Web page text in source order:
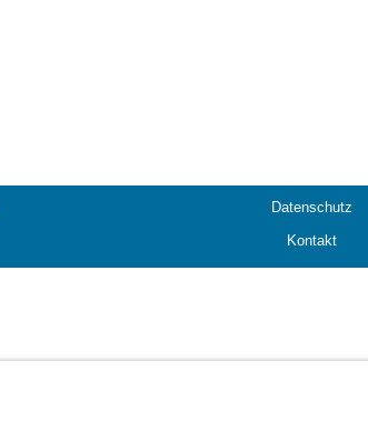
Datenschutz
Kontakt